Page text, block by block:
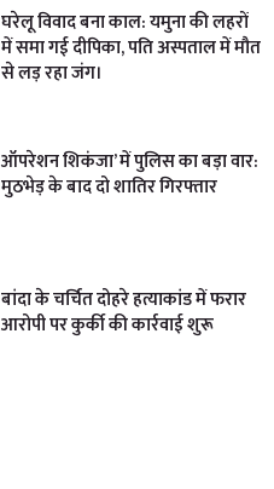
घरेलू विवाद बना काल: यमुना की लहरों
में समा गई दीपिका, पति अस्पताल में मौत
से लड़ रहा जंग।
ऑपरेशन शिकंजा’ में पुलिस का बड़ा वार:
मुठभेड़ के बाद दो शातिर गिरफ्तार
बांदा के चर्चित दोहरे हत्याकांड में फरार
आरोपी पर कुर्की की कार्रवाई शुरू